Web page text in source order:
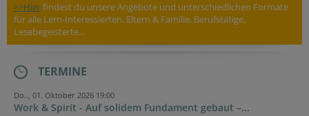
>>Hierfindest du unsere Angebote und unterschiedlichen Formate
für alle Lern-Interessierten, Eltern & Familie, Berufstätige,
Lesebegeisterte...
TERMINE
Do.., 01. Oktober 2026 19:00
Work & Spirit - Auf solidem Fundament gebaut –...